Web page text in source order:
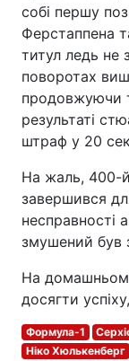
собі першу
Ферстаппена
титул ледь не
поворотах
продовжуючи
результаті
штраф у 20
На жаль, 400-
завершився
несправності
змушений був
На
досягти
Формула-1
Ніко Хюлькенберг